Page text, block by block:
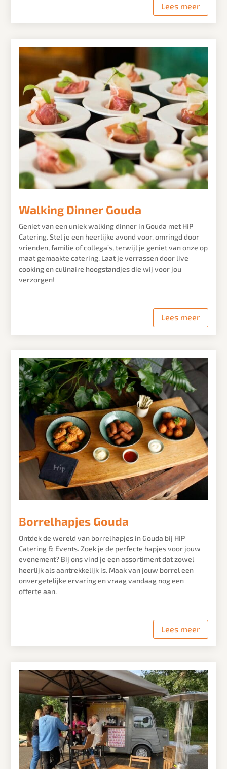
Lees meer
Walking Dinner Gouda
Geniet van een uniek walking dinner in Gouda met HiP
Catering. Stel je een heerlijke avond voor, omringd door
vrienden, familie of collega’s, terwijl je geniet van onze op
maat gemaakte catering. Laat je verrassen door live
cooking en culinaire hoogstandjes die wij voor jou
verzorgen!
Lees meer
Borrelhapjes Gouda
Ontdek de wereld van borrelhapjes in Gouda bij HiP
Catering & Events. Zoek je de perfecte hapjes voor jouw
evenement? Bij ons vind je een assortiment dat zowel
heerlijk als aantrekkelijk is. Maak van jouw borrel een
onvergetelijke ervaring en vraag vandaag nog een
offerte aan.
Lees meer